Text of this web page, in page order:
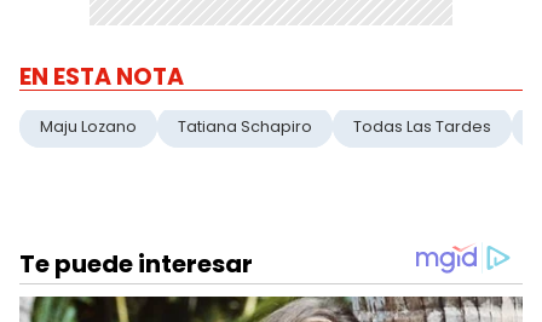
EN ESTA NOTA
Maju Lozano Tatiana Schapiro Todas Las Tardes